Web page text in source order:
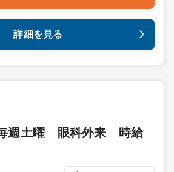
詳細を見る
毎週土曜 眼科外来 時給